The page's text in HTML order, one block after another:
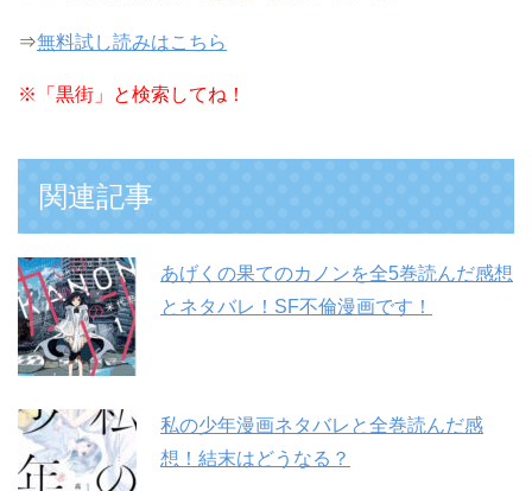
⇒無料試し読みはこちら
※ 「黒街」と検索してね！
関連記事
あげくの果てのカノンを全5巻読んだ感想
とネタバレ！SF不倫漫画です！
私の少年漫画ネタバレと全巻読んだ感
想！結末はどうなる？